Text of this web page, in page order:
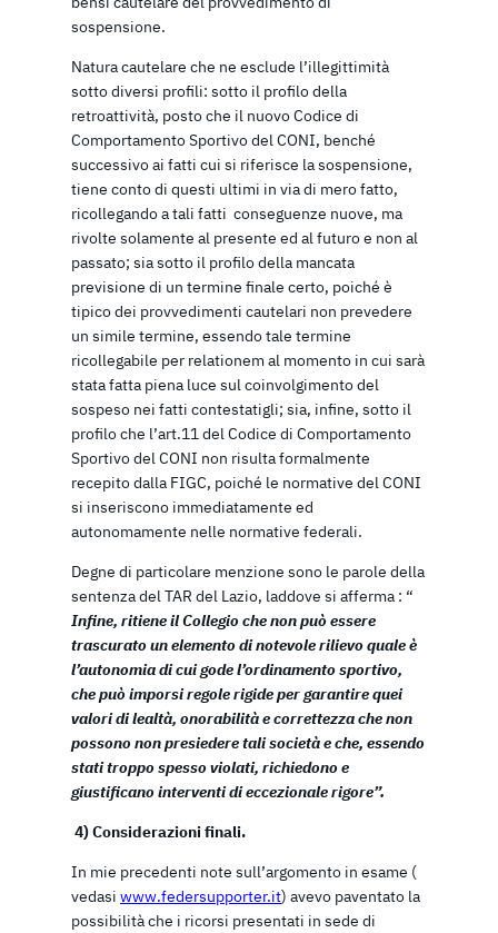
sospensione.
Natura cautelare che ne esclude l’illegittimità
sotto diversi profili: sotto il profilo della
retroattività, posto che il nuovo Codice di
Comportamento Sportivo del CONI, benché
successivo ai fatti cui si riferisce la sospensione,
tiene conto di questi ultimi in via di mero fatto,
ricollegando a tali fatti conseguenze nuove, ma
rivolte solamente al presente ed al futuro e non al
passato; sia sotto il profilo della mancata
previsione di un termine finale certo, poiché è
tipico dei provvedimenti cautelari non prevedere
un simile termine, essendo tale termine
ricollegabile per relationem al momento in cui sarà
stata fatta piena luce sul coinvolgimento del
sospeso nei fatti contestatigli; sia, infine, sotto il
profilo che l’art.11 del Codice di Comportamento
Sportivo del CONI non risulta formalmente
recepito dalla FIGC, poiché le normative del CONI
si inseriscono immediatamente ed
autonomamente nelle normative federali.
Degne di particolare menzione sono le parole della
sentenza del TAR del Lazio, laddove si afferma : “
Infine, ritiene il Collegio che non può essere
trascurato un elemento di notevole rilievo quale è
l’autonomia di cui gode l’ordinamento sportivo,
che può imporsi regole rigide per garantire quei
valori di lealtà, onorabilità e correttezza che non
possono non presiedere tali società e che, essendo
stati troppo spesso violati, richiedono e
giustificano interventi di eccezionale rigore”.
4)Considerazioni finali.
In mie precedenti note sull’argomento in esame (
vedasi www.federsupporter.it) avevo paventato la
possibilità che i ricorsi presentati in sede di